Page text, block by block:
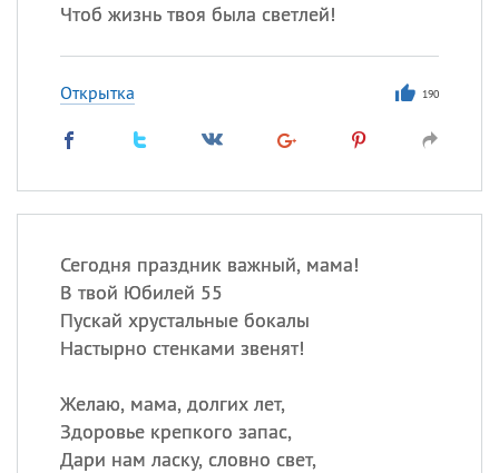
Чтоб жизнь твоя была светлей!
Открытка 190
Сегодня праздник важный, мама!
В твой Юбилей 55
Пускай хрустальные бокалы
Настырно стенками звенят!
Желаю, мама, долгих лет,
Здоровье крепкого запас,
Дари нам ласку, словно свет,